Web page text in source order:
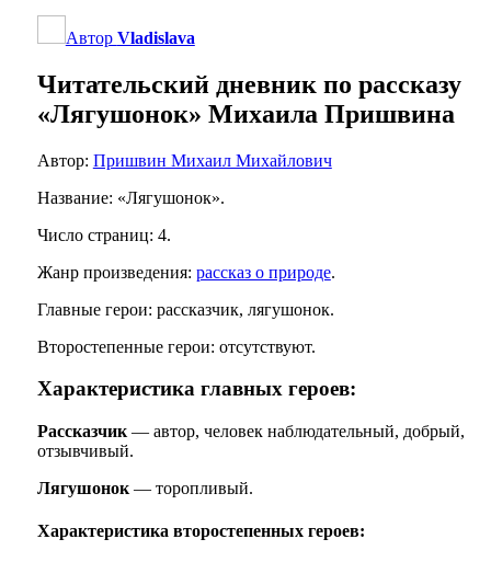
Автор Vladislava
Читательский дневник по рассказу
«Лягушонок» Михаила Пришвина
Автор: Пришвин Михаил Михайлович
Название: «Лягушонок».
Число страниц: 4.
Жанр произведения: рассказ о природе.
Главные герои: рассказчик, лягушонок.
Второстепенные герои: отсутствуют.
Характеристика главных героев:
Рассказчик— автор, человек наблюдательный, добрый,
отзывчивый.
Лягушонок— торопливый.
Характеристика второстепенных героев: